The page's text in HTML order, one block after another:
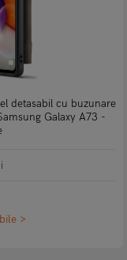
detasabil cu buzunare
Galaxy A73 -
>